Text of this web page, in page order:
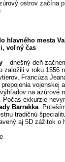
ostrov začína
hlavného mesta
voľný čas
– dnešný deň
založili v roku 1556
Francúza
vojenskej
na azúrové
Počas exkurzie
Barrakka.
tradičnú
aj 5D zážitok o